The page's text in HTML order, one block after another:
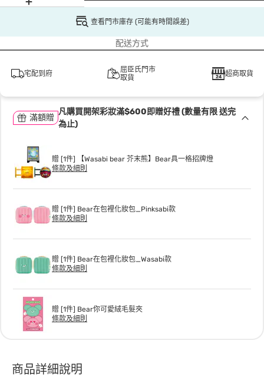
查看門市庫存 (可能有時間誤差)
配送方式
宅配到府
屈臣氏門市
取貨
超商取貨
滿額贈
凡購買開架彩妝滿$600即贈好禮 (數量有限 送完
為止)
贈 [1件] 【Wasabi bear 芥末熊】Bear具一格招牌燈
條款及細則
贈 [1件] Bear在包裡化妝包_Pinksabi款
條款及細則
贈 [1件] Bear在包裡化妝包_Wasabi款
條款及細則
贈 [1件] Bear你可愛絨毛髮夾
條款及細則
商品詳細說明